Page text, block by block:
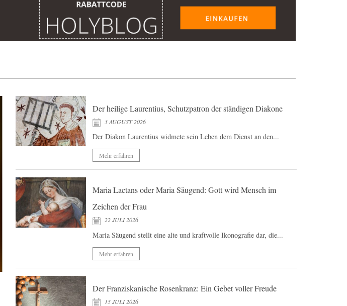
Der heilige Laurentius, Schutzpatron der ständigen Diakone
3 AUGUST 2026
Der Diakon Laurentius widmete sein Leben dem Dienst an den...
Mehr erfahren
Maria Lactans oder Maria Säugend: Gott wird Mensch im
Zeichen der Frau
22 JULI 2026
Maria Säugend stellt eine alte und kraftvolle Ikonografie dar, die...
Mehr erfahren
Der Franziskanische Rosenkranz: Ein Gebet voller Freude
15 JULI 2026